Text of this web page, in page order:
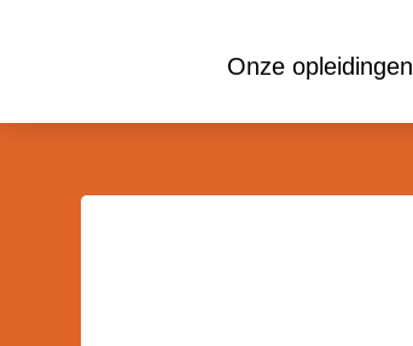
Onze opleidingen